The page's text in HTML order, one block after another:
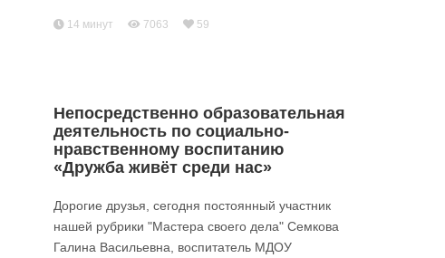
14 минут 7063 59
Непосредственно образовательная
деятельность по социально-
нравственному воспитанию
«Дружба живёт среди нас»
Дорогие друзья, сегодня постоянный участник
нашей рубрики "Мастера своего дела" Семкова
Галина Васильевна, воспитатель МДОУ